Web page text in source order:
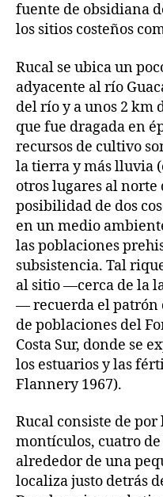
fuente de obsidiana
los sitios costeños
Rucal se ubica un
adyacente al río
del río y a unos 2 km
que fue dragada en
recursos de cultivo
la tierra y más lluvia
otros lugares al
posibilidad de dos
en un medio
las poblaciones
subsistencia. Tal
al sitio —cerca de la
— recuerda el patrón
de poblaciones del
Costa Sur, donde se
los estuarios y las
Flannery 1967).
Rucal consiste de
montículos, cuatro
alrededor de una
localiza justo detrás